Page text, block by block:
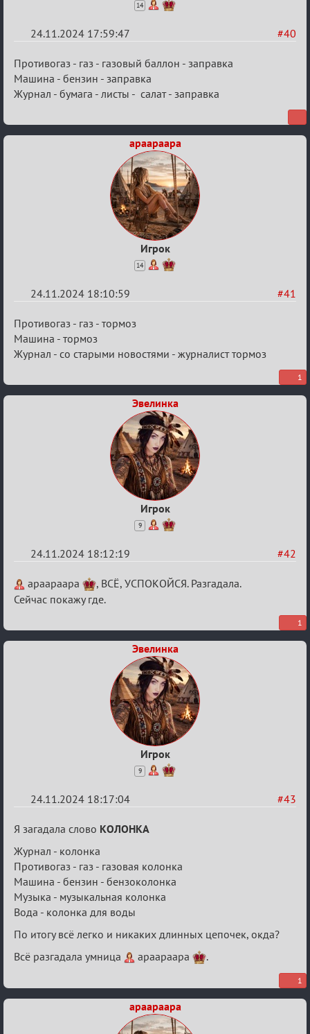
14
#40
24.11.2024 17:59:47
Re:
Безопасная
связь
Противогаз - газ - газовый баллон - заправка
Машина - бензин - заправка
Журнал - бумага - листы - салат - заправка
apaapaapa
Игрок
14
#41
24.11.2024 18:10:59
Re:
Безопасная
связь
Противогаз - газ - тормоз
Машина - тормоз
Журнал - со старыми новостями - журналист тормоз
1
Эвелинка
Игрок
9
#42
24.11.2024 18:12:19
Re:
Безопасная
apaapaapa
, ВСЁ, УСПОКОЙСЯ. Разгадала.
Сейчас покажу где.
1
Эвелинка
Игрок
9
#43
24.11.2024 18:17:04
Re:
Безопасная
связь
Я загадала слово КОЛОНКА
Журнал - колонка
Противогаз - газ - газовая колонка
Машина - бензин - бензоколонка
Музыка - музыкальная колонка
Вода - колонка для воды
По итогу всё легко и никаких длинных цепочек, окда?
Всё разгадала умница
apaapaapa .
1
apaapaapa